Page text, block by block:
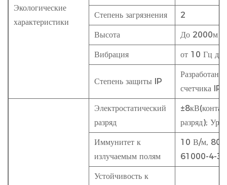
Экологические
характеристики
Степень загрязнения 2
Высота До 2000м
Вибрация от 10 Гц
Степень защиты IP
Разработан
счетчика
Электростатический
разряд
разряд);
Иммунитет к
излучаемым полям
10 В/м,
61000-4-3
Устойчивость к